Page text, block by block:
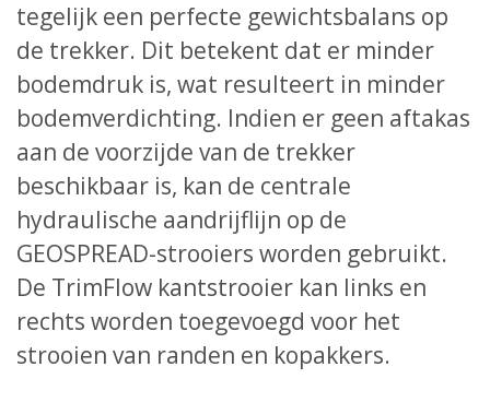
tegelijk een perfecte gewichtsbalans op
de trekker. Dit betekent dat er minder
bodemdruk is, wat resulteert in minder
bodemverdichting. Indien er geen aftakas
aan de voorzijde van de trekker
beschikbaar is, kan de centrale
hydraulische aandrijflijn op de
GEOSPREAD-strooiers worden gebruikt.
De TrimFlow kantstrooier kan links en
rechts worden toegevoegd voor het
strooien van randen en kopakkers.